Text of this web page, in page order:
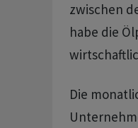
zwischen
habe die
Die